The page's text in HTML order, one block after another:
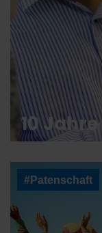
10
#Patenschaft